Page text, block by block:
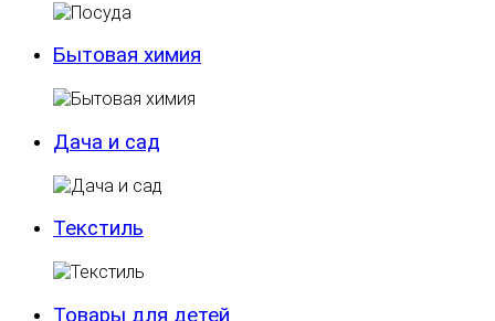
Бытовая химия
Дача и сад
Текстиль
Товары для детей